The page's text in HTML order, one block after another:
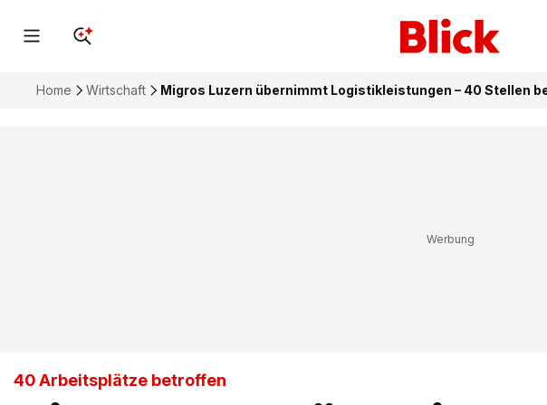
Home Wirtschaft Migros Luzern übernimmt Logistikleistungen – 40 Stellen
40 Arbeitsplätze betroffen